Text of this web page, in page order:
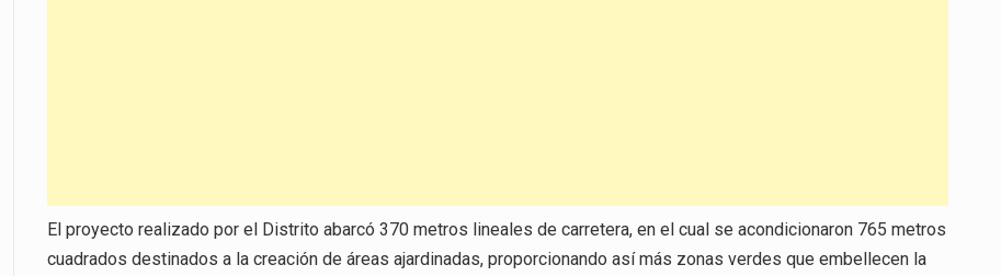
El proyecto realizado por el Distrito abarcó 370 metros lineales de carretera, en el cual se acondicionaron 765 metros
cuadrados destinados a la creación de áreas ajardinadas, proporcionando así más zonas verdes que embellecen la